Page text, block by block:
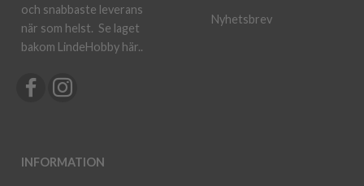
och snabbaste leverans
när som helst. Se laget
bakom LindeHobby här..
INFORMATION
Nyhetsbrev